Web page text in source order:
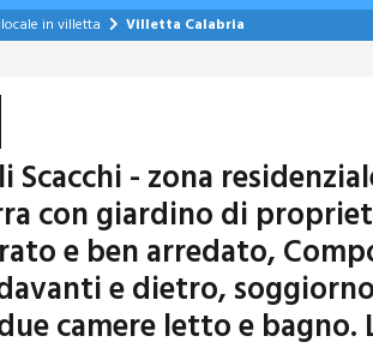
in villetta Villetta Calabria
Scacchi - zona
con giardino di
e ben arredato,
e dietro,
camere letto e bagno.